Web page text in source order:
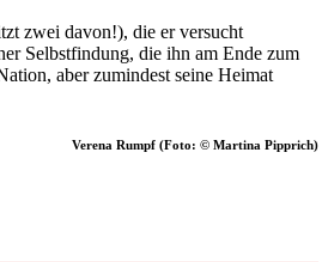
zwei davon!), die er versucht
Selbstfindung, die ihn am Ende zum
aber zumindest seine Heimat
Verena Rumpf (Foto: © Martina Pipprich)